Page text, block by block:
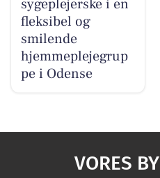
sygeplejerske i en
fleksibel og
smilende
hjemmeplejegrup
pe i Odense
VORES BY